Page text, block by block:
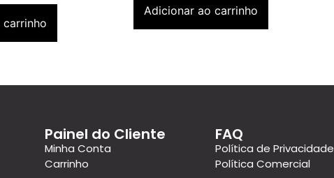
Adicionar ao carrinho
Painel do Cliente
Minha Conta
Carrinho
FAQ
Política de Privacidade
Política Comercial